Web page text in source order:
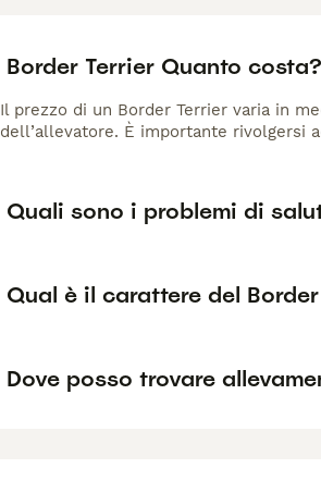
Border Terrier Quanto costa?
Il prezzo di un Border Terrier varia in
dell’allevatore. È importante rivolgersi
Quali sono i problemi di
Qual è il carattere del
Dove posso trovare